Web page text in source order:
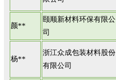
颜**
颐顺新材料环保有限公
司
杨**
浙江众成包装材料股份
有限公司